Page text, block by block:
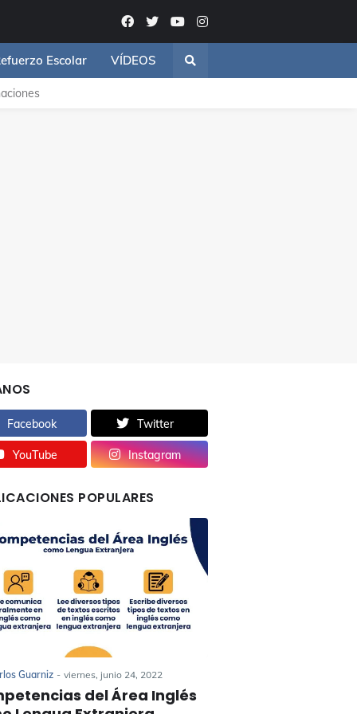
Escolar VÍDEOS
Facebook Twitter
YouTube Instagram
POPULARES
Guarniz - viernes, junio 24, 2022
del Área Inglés